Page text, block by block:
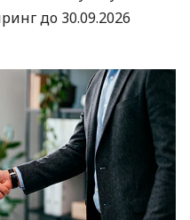
до 30.09.2026